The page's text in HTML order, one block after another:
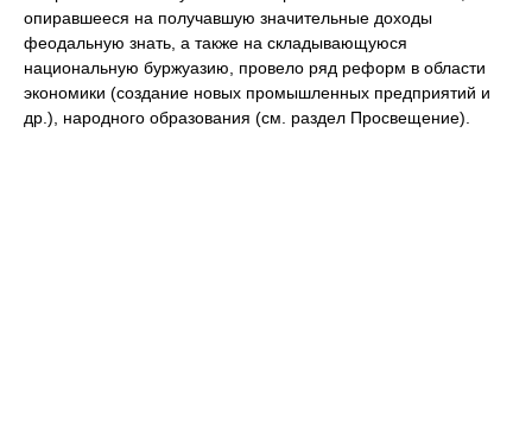
опиравшееся на получавшую значительные доходы
феодальную знать, а также на складывающуюся
национальную буржуазию, провело ряд реформ в области
экономики (создание новых промышленных предприятий и
др.), народного образования (см. раздел Просвещение).